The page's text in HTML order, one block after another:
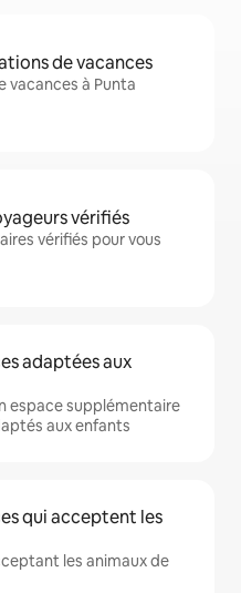
de vacances
vacances à Punta
vérifiés
vérifiés pour vous
adaptées aux
espace supplémentaire
aux enfants
qui acceptent les
les animaux de